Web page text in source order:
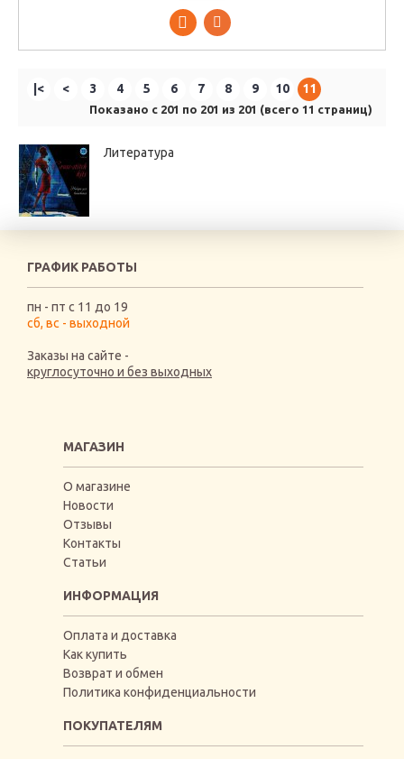
|< < 3 4 5 6 7 8 9 10 11
Показано с 201 по 201 из 201 (всего 11 страниц)
Литература
ГРАФИК РАБОТЫ
пн - пт с 11 до 19
сб, вс - выходной
Заказы на сайте -
круглосуточно и без выходных
МАГАЗИН
О магазине
Новости
Отзывы
Контакты
Статьи
ИНФОРМАЦИЯ
Оплата и доставка
Как купить
Возврат и обмен
Политика конфиденциальности
ПОКУПАТЕЛЯМ